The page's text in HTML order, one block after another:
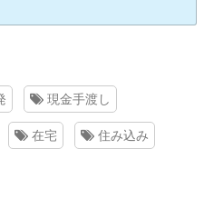
現金手渡し
在宅 住み込み